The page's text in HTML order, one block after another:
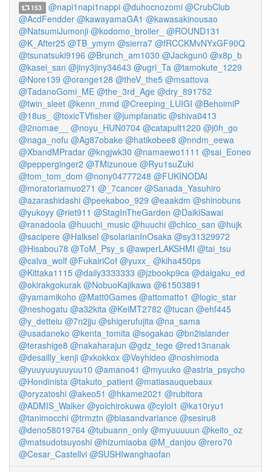
153 @napi1napi1nappi @duhocnozomi @CrubClub
@AcdFendder @kawayamaGA1 @kawasakinousao
@NatsumiJumonji @kodomo_broiler_ @ROUND131
@K_After25 @TB_ymym @sierra7 @fRCCKMvNYxGF90Q
@tsunatsuki9196 @Brunch_am1030 @Jackgun0 @x8p_b
@kasei_san @jiny3jiny34643 @ugri_Ta @tamokute_1229
@Nore139 @orange128 @theV_the5 @msattova
@TadanoGomi_ME @the_3rd_Age @dry_891752
@twin_sleet @kenn_mmd @Creeping_LUIGI @BehoimiP
@18us_ @toxicTVfisher @jumpfanatic @shiva0413
@2nomae__
@noyu_HUN0704 @catapult1220 @j0h_go
@naga_nofu @Ag87obake @hatikobee8 @nndm_eewa
@XbandMPradar @kngjwk30 @namaewo1111 @sai_Eoneo
@pepperginger2 @TMizunoue @Ryu1suZuki
@tom_tom_dom @nony04777248 @FUKINODAI
@moratoriamuo271 @_7cancer @Sanada_Yasuhiro
@azarashidashi @peekaboo_929 @eaakdm @shinobuns
@yukoyy @riet911 @StagInTheGarden @DaikiSawai
@ranadoola @huuchi_music @huuchi @chico_san @hujk
@sacipere @Halksel @solarianInOsaka @sy31329972
@Hisabou78 @ToM_Psy_s @awperLAKSHMI @tai_tsu
@calva_wolf @FukairiCof @yuxx_ @kiha450ps
@Kittaka1115 @daily3333333 @jzbookp9ca @daigaku_ed
@okirakgokurak @NobuoKajikawa @61503891
@yamamikoho @Matt0Games @attomatto1 @logic_star
@neshogatu @a32kita @KeiMT2782 @tucan @ehf445
@y_detteiu @7n2jju @shigerufujita @na_sama
@usadaneko @kenta_tomita @sogakao @bn2islander
@terashige8 @nakaharajun @gdz_tege @red13nanak
@desailly_kenji @xkokkox @Veyhideo @noshimoda
@yuuyuuyuuyuu10 @amano41 @myuuko @astria_psycho
@Hondinista @takuto_patient @matiasauquebaux
@oryzatoshi @akeo51 @hkame2021 @rubitora
@ADMIS_Walker @yoichirokuwa @cylol1 @ka10ryu1
@tanimocchi @trmztn @biasandvariance @sesiru8
@deno58019764 @tubuann_only @myuuuuun @keito_oz
@matsudotsuyoshi @hizumiaoba @M_danjou @rero70
@Cesar_Castellvi @SUSHIwanghaofan